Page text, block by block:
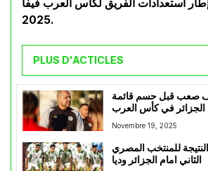
استعدادات الفريق لكأس العرب فيفا
2025.
PLUS D'ACTICLES
صعب قبل حسم قائمة
الجزائر في كأس العرب
Novembre 19, 2025
للمنتخب المصري
الثاني امام الجزائر وديا